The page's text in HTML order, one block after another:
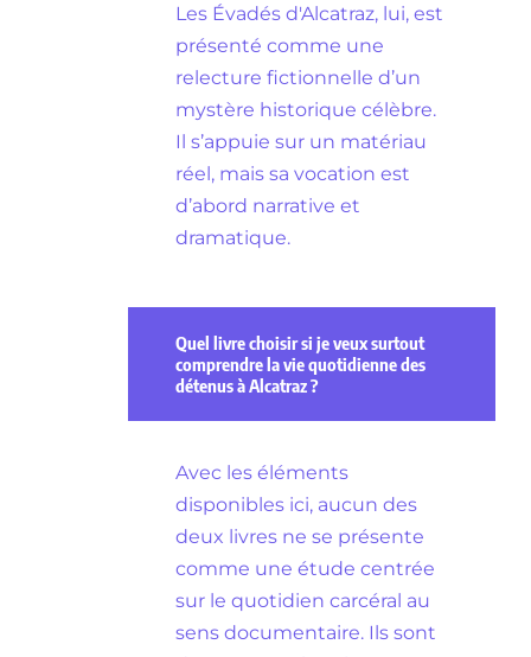
Les Évadés d'Alcatraz, lui, est
présenté comme une
relecture fictionnelle d’un
mystère historique célèbre.
Il s’appuie sur un matériau
réel, mais sa vocation est
d’abord narrative et
dramatique.
Quel livre choisir si je veux surtout
comprendre la vie quotidienne des
détenus à Alcatraz ?
Avec les éléments
disponibles ici, aucun des
deux livres ne se présente
comme une étude centrée
sur le quotidien carcéral au
sens documentaire. Ils sont